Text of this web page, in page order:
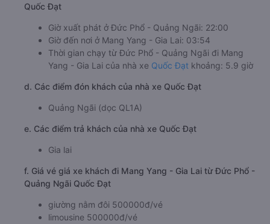
Quốc Đạt
Giờ xuất phát ở Đức Phổ - Quảng Ngãi: 22:00
Giờ đến nơi ở Mang Yang - Gia Lai: 03:54
Thời gian chạy từ Đức Phổ - Quảng Ngãi đi Mang
Yang - Gia Lai của nhà xe Quốc Đạt khoảng: 5.9 giờ
d. Các điểm đón khách của nhà xe Quốc Đạt
Quảng Ngãi (dọc QL1A)
e. Các điểm trả khách của nhà xe Quốc Đạt
Gia lai
f. Giá vé giá xe khách đi Mang Yang - Gia Lai từ Đức Phổ -
Quảng Ngãi Quốc Đạt
giường nằm đôi 500000đ/vé
limousine 500000đ/vé